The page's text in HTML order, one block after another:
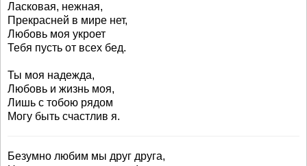
Ласковая, нежная,
Прекрасней в мире нет,
Любовь моя укроет
Тебя пусть от всех бед.
Ты моя надежда,
Любовь и жизнь моя,
Лишь с тобою рядом
Могу быть счастлив я.
Безумно любим мы друг друга,